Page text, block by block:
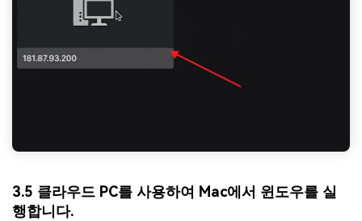
3.5 클라우드 PC를 사용하여 Mac에서 윈도우를 실
행합니다.